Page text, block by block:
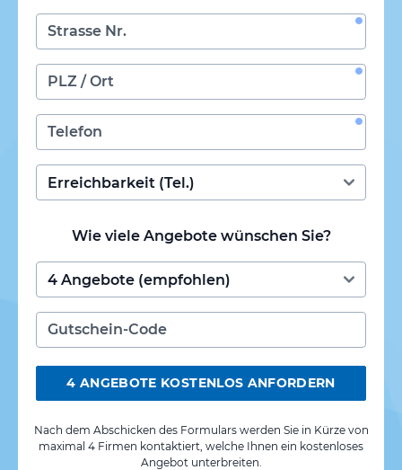
Wie viele Angebote wünschen Sie?
4 ANGEBOTE KOSTENLOS ANFORDERN
Nach dem Abschicken des Formulars werden Sie in Kürze von
maximal 4 Firmen kontaktiert, welche Ihnen ein kostenloses
Angebot unterbreiten.